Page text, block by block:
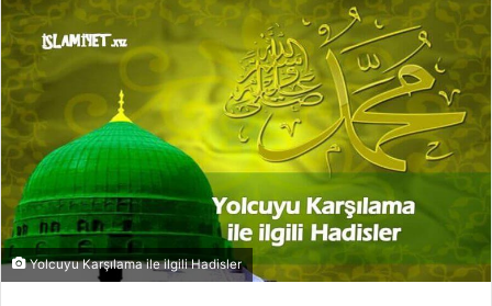
Yolcuyu Karşılama ile ilgili Hadisler